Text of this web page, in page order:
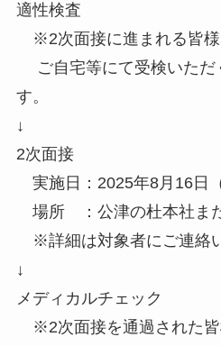
適性検査
※2次面接に進まれる皆様
ご自宅等にて受検いただ
す。
↓
2次面接
実施日：2025年8月16日（
場所 ：公津の杜本社ま
※詳細は対象者にご連絡
↓
メディカルチェック
※2次面接を通過された皆